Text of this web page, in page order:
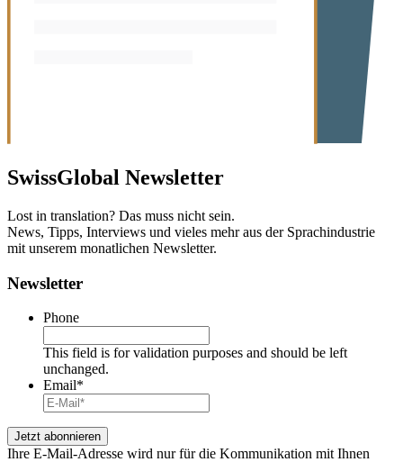
SwissGlobal Newsletter
Lost in translation? Das muss nicht sein.
News, Tipps, Interviews und vieles mehr aus der Sprachindustrie
mit unserem monatlichen Newsletter.
Newsletter
Phone
This field is for validation purposes and should be left
unchanged.
Email*
Ihre E-Mail-Adresse wird nur für die Kommunikation mit Ihnen